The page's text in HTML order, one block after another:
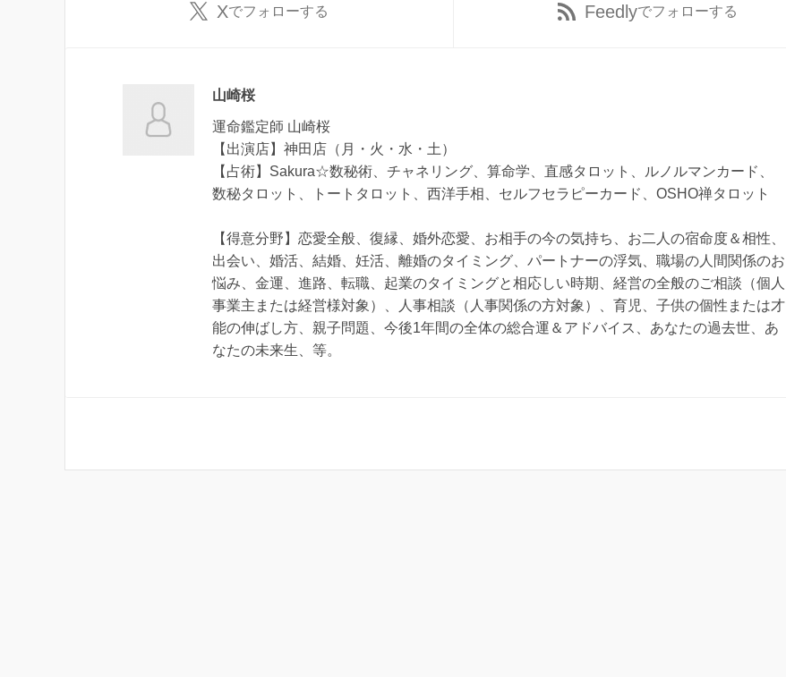
Xでフォローする Feedlyでフォローする
山崎桜
運命鑑定師 山崎桜
【出演店】神田店（月・火・水・土）
【占術】Sakura☆数秘術、チャネリング、算命学、直感タロット、ルノルマンカード、
数秘タロット、トートタロット、西洋手相、セルフセラピーカード、OSHO禅タロット
【得意分野】恋愛全般、復縁、婚外恋愛、お相手の今の気持ち、お二人の宿命度＆相性、
出会い、婚活、結婚、妊活、離婚のタイミング、パートナーの浮気、職場の人間関係のお
悩み、金運、進路、転職、起業のタイミングと相応しい時期、経営の全般のご相談（個人
事業主または経営様対象）、人事相談（人事関係の方対象）、育児、子供の個性または才
能の伸ばし方、親子問題、今後1年間の全体の総合運＆アドバイス、あなたの過去世、あ
なたの未来生、等。